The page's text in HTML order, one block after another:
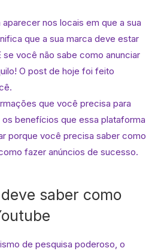
nos locais em que a sua
que a sua marca deve estar
se você não sabe como anunciar
O post de hoje foi feito
que você precisa para
benefícios que essa plataforma
porque você precisa saber como
fazer anúncios de sucesso.
saber como
de pesquisa poderoso, o